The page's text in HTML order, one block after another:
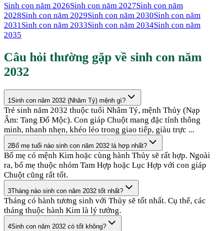
Sinh con năm 2026Sinh con năm 2027Sinh con năm
2028Sinh con năm 2029Sinh con năm 2030Sinh con năm
2031 Sinh con năm 2033Sinh con năm 2034Sinh con năm
2035
Câu hỏi thường gặp về sinh con năm
2032
1Sinh con năm 2032 (Nhâm Tý) mệnh gì?
Trẻ sinh năm 2032 thuộc tuổi Nhâm Tý, mệnh Thủy (Nạp
Âm: Tang Đố Mộc). Con giáp Chuột mang đặc tính thông
minh, nhanh nhẹn, khéo léo trong giao tiếp, giàu trực ...
2Bố mẹ tuổi nào sinh con năm 2032 là hợp nhất?
Bố mẹ có mệnh Kim hoặc cùng hành Thủy sẽ rất hợp. Ngoài
ra, bố mẹ thuộc nhóm Tam Hợp hoặc Lục Hợp với con giáp
Chuột cũng rất tốt.
3Tháng nào sinh con năm 2032 tốt nhất?
Tháng có hành tương sinh với Thủy sẽ tốt nhất. Cụ thể, các
tháng thuộc hành Kim là lý tưởng.
4Sinh con năm 2032 có tốt không?